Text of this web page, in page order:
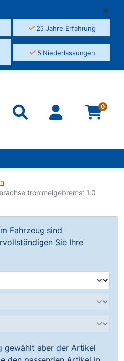
✓25 Jahre Erfahrung
✓5 Niederlassungen
0
trommelgebremst 1.0
Fahrzeug sind
Sie Ihre
gewählt aber der Artikel